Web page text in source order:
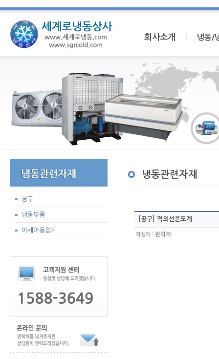
회사소개 냉동/
공구
냉동부품
아세아용접기
냉동관련자재
[공구] 적외선온도계
작성자: 관리자